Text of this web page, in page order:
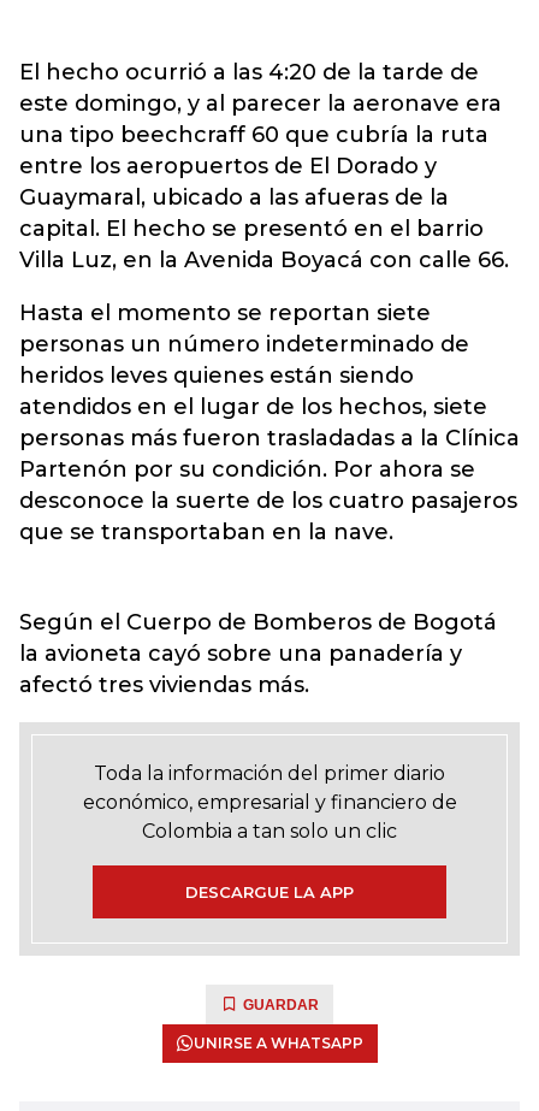
El hecho ocurrió a las 4:20 de la tarde de
este domingo, y al parecer la aeronave era
una tipo beechcraff 60 que cubría la ruta
entre los aeropuertos de El Dorado y
Guaymaral, ubicado a las afueras de la
capital. El hecho se presentó en el barrio
Villa Luz, en la Avenida Boyacá con calle 66.
Hasta el momento se reportan siete
personas un número indeterminado de
heridos leves quienes están siendo
atendidos en el lugar de los hechos, siete
personas más fueron trasladadas a la Clínica
Partenón por su condición. Por ahora se
desconoce la suerte de los cuatro pasajeros
que se transportaban en la nave.
Según el Cuerpo de Bomberos de Bogotá
la avioneta cayó sobre una panadería y
afectó tres viviendas más.
Toda la información del primer diario
económico, empresarial y financiero de
Colombia a tan solo un clic
DESCARGUE LA APP
GUARDAR
UNIRSE A WHATSAPP